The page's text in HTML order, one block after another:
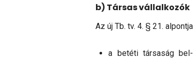
b) Társas vállalkozók
Az új Tb. tv. 4. § 21.
a betéti társaság